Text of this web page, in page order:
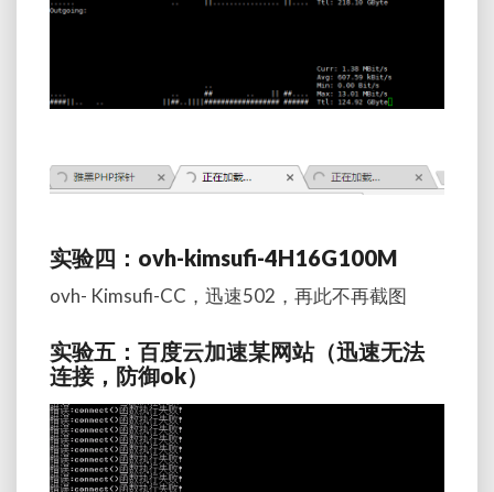
实验四：ovh-kimsufi-4H16G100M
ovh- Kimsufi-CC，迅速502，再此不再截图
实验五：百度云加速某网站（迅速无法
连接，防御ok）